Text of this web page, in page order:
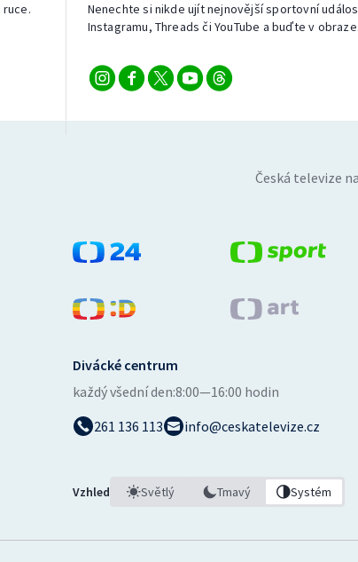
ruce.
Nenechte si nikde ujít nejnovější sportovní
Instagramu, Threads či YouTube a buďte v obraze.
Česká televize
Divácké centrum
každý všední den:8:00—16:00 hodin
261 136 113
info@ceskatelevize.cz
Vzhled Světlý Tmavý Systém